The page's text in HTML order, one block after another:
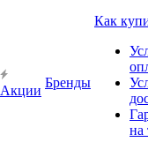
Акции
Бренды
Как
на